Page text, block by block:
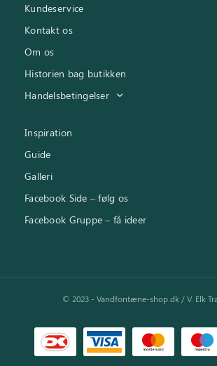
Kundeservice
Kontakt os
Om os
Historien bag butikken
Handelsbetingelser
Inspiration
Guide
Galleri
Facebook Side – følg os
Facebook Gruppe – få ideer
© 2023 - Vandfontæne-shop.dk / V. Elk